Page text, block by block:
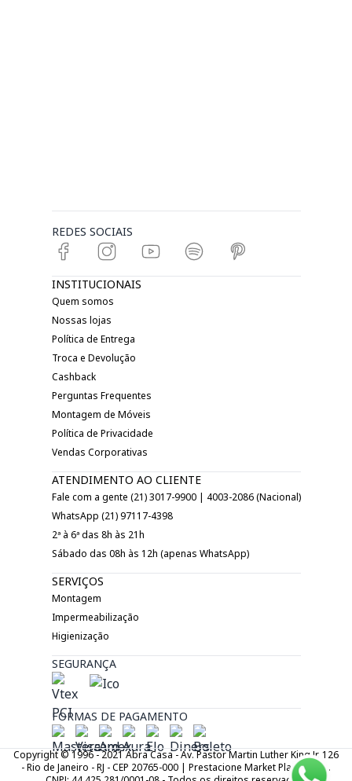
REDES SOCIAIS
INSTITUCIONAIS
Quem somos
Nossas lojas
Política de Entrega
Troca e Devolução
Cashback
Perguntas Frequentes
Montagem de Móveis
Política de Privacidade
Vendas Corporativas
ATENDIMENTO AO CLIENTE
Fale com a gente (21) 3017-9900 | 4003-2086 (Nacional)
WhatsApp (21) 97117-4398
2ª à 6ª das 8h às 21h
Sábado das 08h às 12h (apenas WhatsApp)
SERVIÇOS
Montagem
Impermeabilização
Higienização
SEGURANÇA
FORMAS DE PAGAMENTO
Copyright © 1996 - 2021 Abra Casa - Av. Pastor Martin Luther King Jr. 126
- Rio de Janeiro - RJ - CEP 20765-000 | Prestacione Market Place LTDA.